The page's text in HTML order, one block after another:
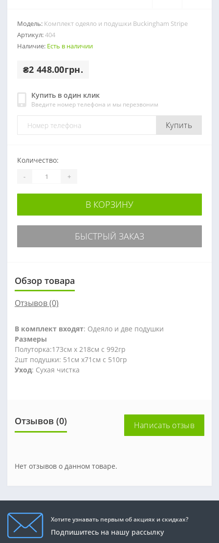
Модель: Комплект одеяло и подушки Buckingham Stripe
Артикул:404
Наличие: Есть в наличии
₴2 448.00грн.
Купить в один клик
Введите номер телефона и мы перезвоним
Купить
Количество:
- +
В КОРЗИНУ
БЫСТРЫЙ ЗАКАЗ
Обзор товара
Отзывов (0)
В комплект входят: Одеяло и две подушки
Размеры
Полуторка:173см х 218см с 992гр
2шт подушки: 51см х71см с 510гр
Уход: Сухая чистка
Отзывов (0) Написать отзыв
Нет отзывов о данном товаре.
Хотите узнавать первым об акциях и скидках?
Подпишитесь на нашу рассылку